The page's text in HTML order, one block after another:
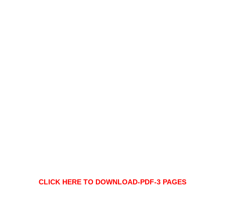
CLICK HERE TO DOWNLOAD-PDF-3 PAGES